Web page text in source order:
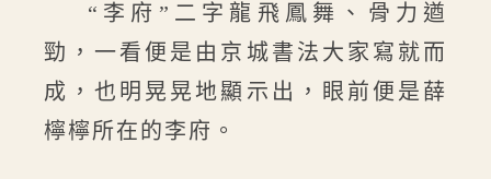
“李府”二字龍飛鳳舞、骨力遒
勁，一看便是由京城書法大家寫就而
成，也明晃晃地顯示出，眼前便是薛
檸檸所在的李府。